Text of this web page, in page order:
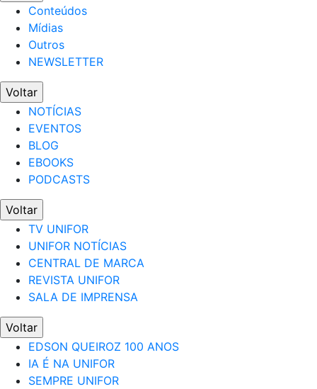
Conteúdos
Mídias
Outros
NEWSLETTER
Voltar
NOTÍCIAS
EVENTOS
BLOG
EBOOKS
PODCASTS
Voltar
TV UNIFOR
UNIFOR NOTÍCIAS
CENTRAL DE MARCA
REVISTA UNIFOR
SALA DE IMPRENSA
Voltar
EDSON QUEIROZ 100 ANOS
IA É NA UNIFOR
SEMPRE UNIFOR